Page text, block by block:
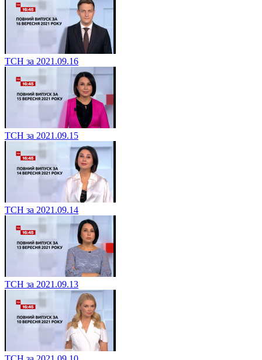
ТСН за 2021.09.16
ТСН за 2021.09.15
ТСН за 2021.09.14
ТСН за 2021.09.13